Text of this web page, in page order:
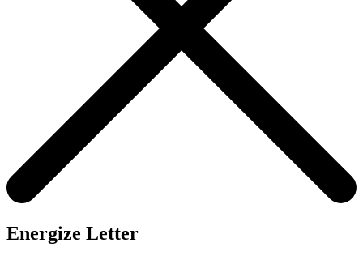
Energize Letter